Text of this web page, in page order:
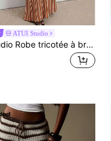
ATUI Studio
ATUI Studio Robe tricotée à bretelles perlées rayées pour femmes